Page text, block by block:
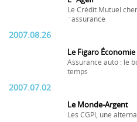
Le Crédit Mutuel
´assurance
2007.08.26
Le Figaro Économie
Assurance auto : le
temps
2007.07.02
Le Monde-Argent
Les CGPI, une